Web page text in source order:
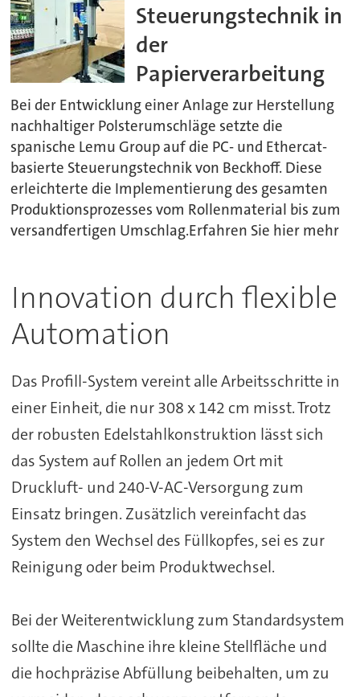
Steuerungstechnik in
der
Papierverarbeitung
Bei der Entwicklung einer Anlage zur Herstellung
nachhaltiger Polsterumschläge setzte die
spanische Lemu Group auf die PC- und Ethercat-
basierte Steuerungstechnik von Beckhoff. Diese
erleichterte die Implementierung des gesamten
Produktionsprozesses vom Rollenmaterial bis zum
versandfertigen Umschlag.Erfahren Sie hier mehr
Innovation durch flexible
Automation
Das Profill-System vereint alle Arbeitsschritte in
einer Einheit, die nur 308 x 142 cm misst. Trotz
der robusten Edelstahlkonstruktion lässt sich
das System auf Rollen an jedem Ort mit
Druckluft- und 240-V-AC-Versorgung zum
Einsatz bringen. Zusätzlich vereinfacht das
System den Wechsel des Füllkopfes, sei es zur
Reinigung oder beim Produktwechsel.
Bei der Weiterentwicklung zum Standardsystem
sollte die Maschine ihre kleine Stellfläche und
die hochpräzise Abfüllung beibehalten, um zu